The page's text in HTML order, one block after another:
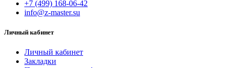
+7 (499) 168-06-42
info@z-master.su
Личный кабинет
Личный кабинет
Закладки